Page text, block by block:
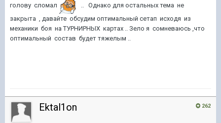
голову сломал
.. Однако для остальных тема не
закрыта , давайте обсудим оптимальный сетап исходя из
механики боя на ТУРНИРНЫХ картах .. Зело я сомневаюсь ,что
оптимальный состав будет тяжелым ..
262
Ektal1on